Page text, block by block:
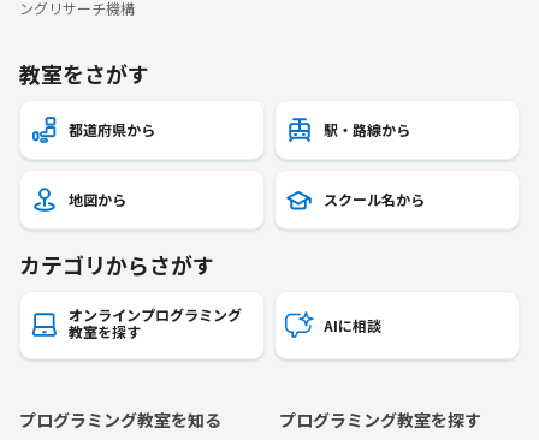
ングリサーチ機構
教室をさがす
都道府県から 駅・路線から
地図から スクール名から
カテゴリからさがす
オンラインプログラミング
教室を探す
AIに相談
プログラミング教室を知る プログラミング教室を探す